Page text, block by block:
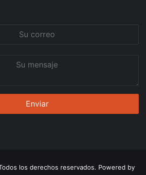
los derechos reservados. Powered by